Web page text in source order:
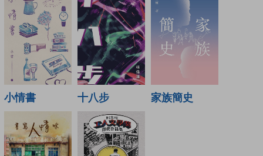
小情書 十八步 家族簡史